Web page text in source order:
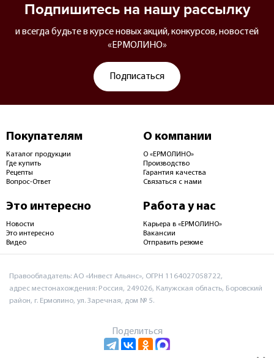
Подпишитесь на нашу рассылку
и всегда будьте в курсе новых акций, конкурсов, новостей
«ЕРМОЛИНО»
Подписаться
Покупателям
Каталог продукции
Где купить
Рецепты
Вопрос-Ответ
О компании
О «ЕРМОЛИНО»
Производство
Гарантия качества
Связаться с нами
Это интересно
Новости
Это интересно
Видео
Работа у нас
Карьера в «ЕРМОЛИНО»
Вакансии
Отправить резюме
Правообладатель: АО «Инвест Альянс», ОГРН 1164027058722,
адрес местонахождения: Россия, 249026, Калужская область, Боровский
район, г. Ермолино, ул. Заречная, дом № 5.
Поделиться